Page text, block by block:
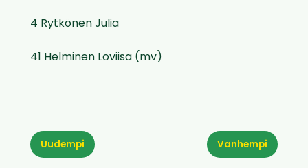
4 Rytkönen Julia
41 Helminen Loviisa (mv)
Vanhempi
Uudempi